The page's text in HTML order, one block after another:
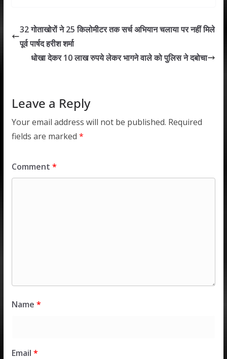
s
A
p
b
o
o
er e
n
l e
32 गोताखोरों ने 25 किलोमीटर तक सर्च अभियान चलाया पर नहीं मिले
पूर्व पार्षद हरीश शर्मा
धोखा देकर 10 लाख रुपये लेकर भागने वाले को पुलिस ने दबोचा
Leave a Reply
Your email address will not be published. Required
fields are marked *
Comment *
Name *
Email *